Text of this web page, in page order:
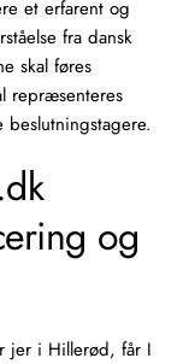
et erfarent og
fra dansk
skal føres
repræsenteres
og
jer i Hillerød, får I